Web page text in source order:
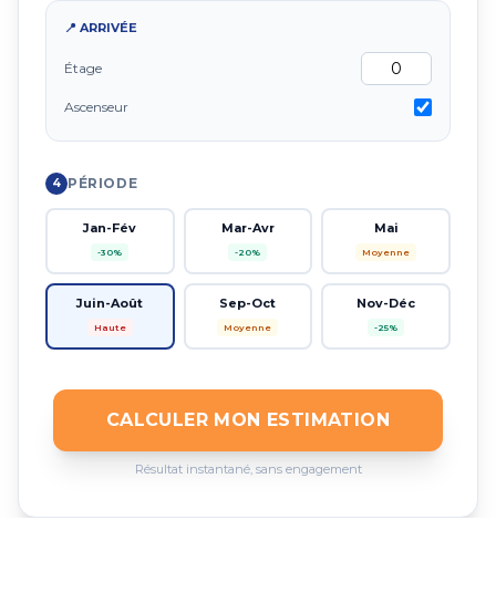
📍 ARRIVÉE
Étage
Ascenseur
4 PÉRIODE
Jan-Fév
-30%
Mar-Avr
-20%
Mai
Moyenne
Juin-Août
Haute
Sep-Oct
Moyenne
Nov-Déc
-25%
CALCULER MON ESTIMATION
Résultat instantané, sans engagement